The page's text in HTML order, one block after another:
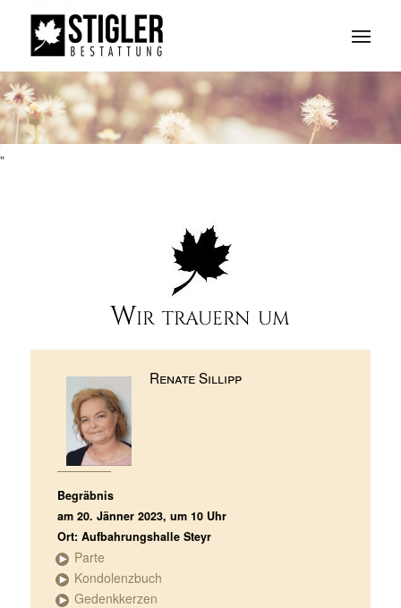
"
Wir trauern um
Renate Sillipp
Begräbnis
am 20. Jänner 2023, um 10 Uhr
Ort: Aufbahrungshalle Steyr
Parte
Kondolenzbuch
Gedenkkerzen